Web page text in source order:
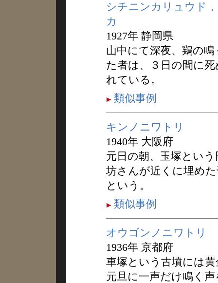
シチニンカリュウド
カ
1927年 静岡県
山中にて深夜、鶏の
た者は、３日の間に
れている。
類似事例
キンノニワトリ
1940年 大阪府
元日の朝、玉塚とい
坊さんが近くに埋め
という。
類似事例
オウゴンノニワトリ
1936年 京都府
車塚という古墳には
元旦に一声だけ鳴く